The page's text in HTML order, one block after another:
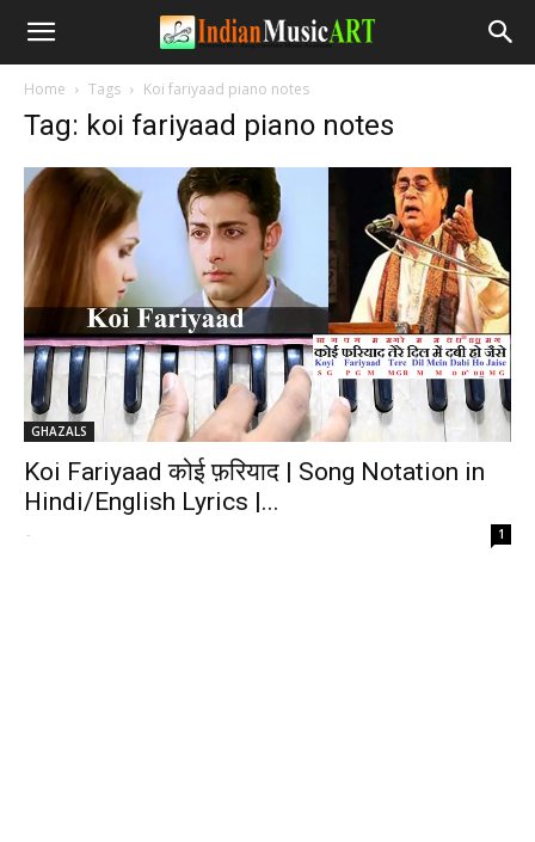
Home Tags Koi fariyaad piano notes
Tag: koi fariyaad piano notes
GHAZALS
Koi Fariyaad कोई फ़रियाद | Song Notation in
Hindi/English Lyrics |...
- 1